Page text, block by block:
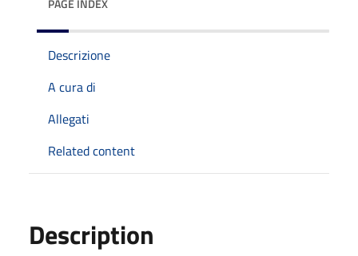
PAGE INDEX
Descrizione
A cura di
Allegati
Related content
Description